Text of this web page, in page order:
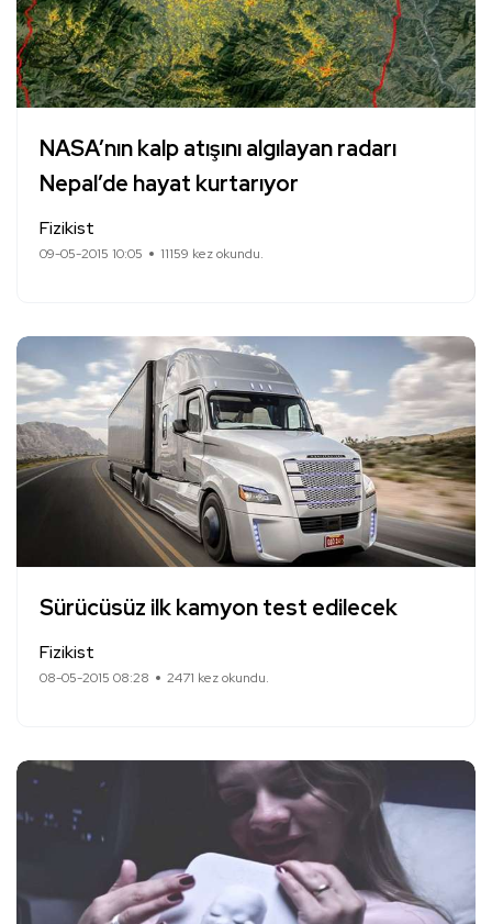
NASA’nın kalp atışını algılayan radarı
Nepal’de hayat kurtarıyor
Fizikist
09-05-2015 10:05 11159 kez okundu.
Sürücüsüz ilk kamyon test edilecek
Fizikist
08-05-2015 08:28 2471 kez okundu.